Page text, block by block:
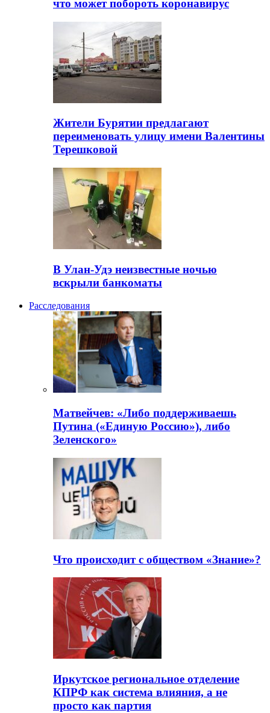
что может побороть коронавирус
Жители Бурятии предлагают
переименовать улицу имени Валентины
Терешковой
В Улан-Удэ неизвестные ночью
вскрыли банкоматы
Расследования
Матвейчев: «Либо поддерживаешь
Путина («Единую Россию»), либо
Зеленского»
Что происходит с обществом «Знание»?
Иркутское региональное отделение
КПРФ как система влияния, а не
просто как партия